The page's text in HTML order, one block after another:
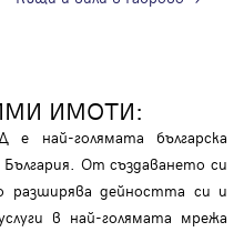
ИМОТИ:
най-голямата българска
От създаването си
разширява дейността си и
в най-голямата мрежа